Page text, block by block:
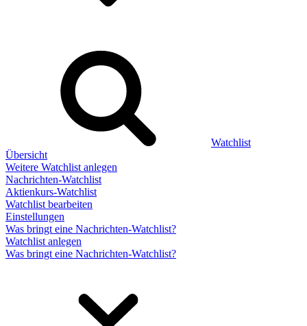
Watchlist
Übersicht
Weitere Watchlist anlegen
Nachrichten-Watchlist
Aktienkurs-Watchlist
Watchlist bearbeiten
Einstellungen
Was bringt eine Nachrichten-Watchlist?
Watchlist anlegen
Was bringt eine Nachrichten-Watchlist?